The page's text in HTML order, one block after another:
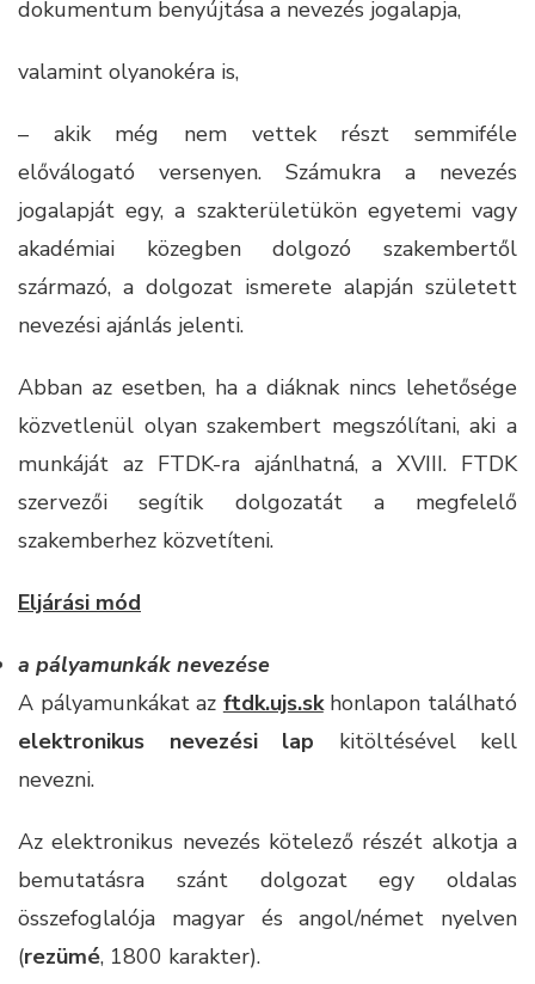
dokumentum benyújtása a nevezés jogalapja,
valamint olyanokéra is,
– akik még nem vettek részt semmiféle
előválogató versenyen. Számukra a nevezés
jogalapját egy, a szakterületükön egyetemi vagy
akadémiai közegben dolgozó szakembertől
származó, a dolgozat ismerete alapján született
nevezési ajánlás jelenti.
Abban az esetben, ha a diáknak nincs lehetősége
közvetlenül olyan szakembert megszólítani, aki a
munkáját az FTDK-ra ajánlhatná, a XVIII. FTDK
szervezői segítik dolgozatát a megfelelő
szakemberhez közvetíteni.
Eljárási mód
a pályamunkák nevezése
A pályamunkákat az ftdk.ujs.skhonlapon található
elektronikus nevezési lap kitöltésével kell
nevezni.
Az elektronikus nevezés kötelező részét alkotja a
bemutatásra szánt dolgozat egy oldalas
összefoglalója magyar és angol/német nyelven
(rezümé, 1800 karakter).